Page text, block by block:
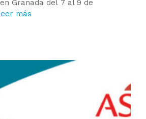
Granada del 7 al 9 de
más